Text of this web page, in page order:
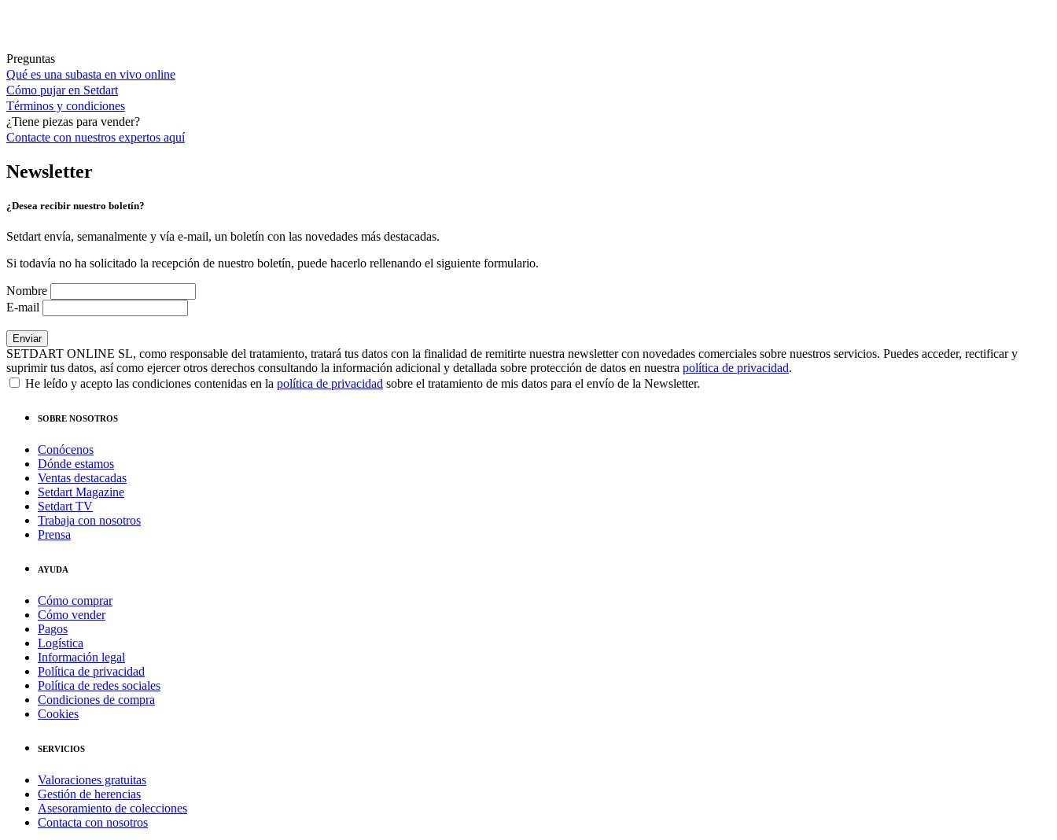
Preguntas
Qué es una subasta en vivo online
Cómo pujar en Setdart
Términos y condiciones
¿Tiene piezas para vender?
Contacte con nuestros expertos aquí
Newsletter
¿Desea recibir nuestro boletín?
Setdart envía, semanalmente y vía e-mail, un boletín con las novedades más destacadas.
Si todavía no ha solicitado la recepción de nuestro boletín, puede hacerlo rellenando el siguiente formulario.
Nombre
E-mail
SETDART ONLINE SL, como responsable del tratamiento, tratará tus datos con la finalidad de remitirte nuestra newsletter con novedades comerciales sobre nuestros servicios. Puedes acceder, rectificar y
suprimir tus datos, así como ejercer otros derechos consultando la información adicional y detallada sobre protección de datos en nuestra política de privacidad.
He leído y acepto las condiciones contenidas en la política de privacidad sobre el tratamiento de mis datos para el envío de la Newsletter.
SOBRE NOSOTROS
Conócenos
Dónde estamos
Ventas destacadas
Setdart Magazine
Setdart TV
Trabaja con nosotros
Prensa
AYUDA
Cómo comprar
Cómo vender
Pagos
Logística
Información legal
Política de privacidad
Política de redes sociales
Condiciones de compra
Cookies
SERVICIOS
Valoraciones gratuitas
Gestión de herencias
Asesoramiento de colecciones
Contacta con nosotros